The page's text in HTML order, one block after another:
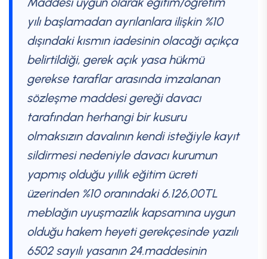
yılı başlamadan ayrılanlara ilişkin %10
dışındaki kısmın iadesinin olacağı açıkça
belirtildiği, gerek açık yasa hükmü
gerekse taraflar arasında imzalanan
sözleşme maddesi gereği davacı
tarafından herhangi bir kusuru
olmaksızın davalının kendi isteğiyle kayıt
sildirmesi nedeniyle davacı kurumun
yapmış olduğu yıllık eğitim ücreti
üzerinden %10 oranındaki 6.126,00TL
meblağın uyuşmazlık kapsamına uygun
olduğu hakem heyeti gerekçesinde yazılı
6502 sayılı yasanın 24.maddesinin